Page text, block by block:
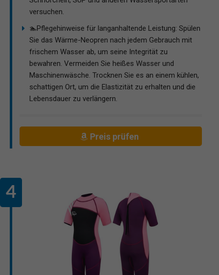
versuchen.
🏊Pflegehinweise für langanhaltende Leistung: Spülen
Sie das Wärme-Neopren nach jedem Gebrauch mit
frischem Wasser ab, um seine Integrität zu
bewahren. Vermeiden Sie heißes Wasser und
Maschinenwäsche. Trocknen Sie es an einem kühlen,
schattigen Ort, um die Elastizität zu erhalten und die
Lebensdauer zu verlängern.
Preis prüfen